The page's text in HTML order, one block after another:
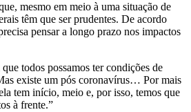
mesmo em meio à uma situação de
têm que ser prudentes. De acordo
pensar a longo prazo nos impactos
todos possamos ter condições de
existe um pós coronavírus… Por mais
tem início, meio e, por isso, temos que
à frente.”